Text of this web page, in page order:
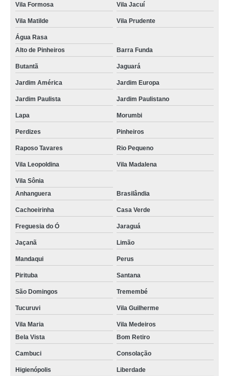
quanto custa reparo celular Vila Formosa
reparo placa celular cotação Vila Formosa
orçamento de reparo placa celular República
reparo de celulares Cajamar
orçamento de reparo de tela de celular Francisco Morato
quanto custa reparo de placa de celular São Miguel
orçamento de reparo tela celular Tremembé
reparo em placa de celular cotação Jaraguá
quanto custa reparo de placa celular Cachoeirinha
reparo em celular cotação Água Rasa
reparo em celulares Moema Índios
reparo celular samsung cotação Francisco Morato
quanto custa reparo em celular Belém
orçamento de reparo em celular Arujá
reparo de placa de celular Perus
reparo de tela de celular Aricanduva
orçamento de reparo celular Cambuci
quanto custa reparo de tela de celular Cotia
reparo celular Água Rasa
Vila Formosa Vila Jacuí
Vila Matilde Vila Prudente
Água Rasa
Alto de Pinheiros
Barra Funda
Butantã Jaguará
Jardim América Jardim Europa
Jardim Paulista Jardim Paulistano
Lapa Morumbi
Perdizes Pinheiros
Raposo Tavares Rio Pequeno
Vila Leopoldina Vila Madalena
Vila Sônia
Anhanguera
Brasilândia
Cachoeirinha Casa Verde
Freguesia do Ó Jaraguá
Jaçanã Limão
Mandaqui Perus
Pirituba Santana
São Domingos Tremembé
Tucuruvi Vila Guilherme
Vila Maria
Vila Medeiros
Bela Vista
Bom Retiro
Cambuci Consolação
Higienópolis Liberdade